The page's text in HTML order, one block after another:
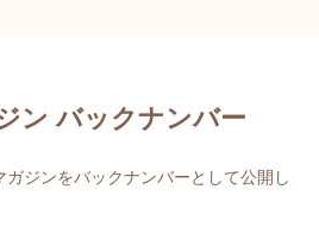
ン バックナンバー
ジンをバックナンバーとして公開し